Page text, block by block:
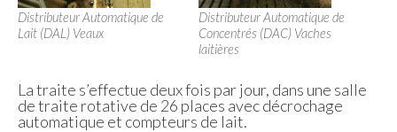
Distributeur Automatique de
Lait (DAL) Veaux
Distributeur Automatique de
Concentrés (DAC) Vaches
laitières
La traite s’effectue deux fois par jour, dans une salle
de traite rotative de 26 places avec décrochage
automatique et compteurs de lait.